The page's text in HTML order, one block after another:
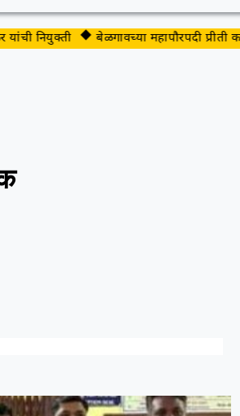
नियुक्ती बेळगावच्या महापौरपदी प्रीती